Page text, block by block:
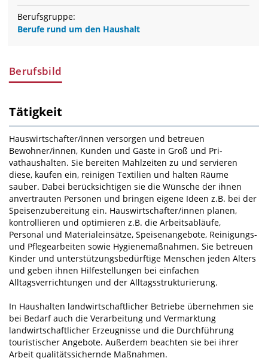
Berufsgruppe:
Berufe rund um den Haushalt
Berufsbild
Tätigkeit
Hauswirtschafter/innen versorgen und betreuen
Bewohner/innen, Kunden und Gäste in Groß­ und Pri­
vathaushalten. Sie bereiten Mahlzeiten zu und servieren
diese, kaufen ein, reinigen Textilien und hal­ten Räume
sauber. Dabei berücksichtigen sie die Wünsche der ihnen
anvertrauten Personen und brin­gen eigene Ideen z.B. bei der
Speisenzubereitung ein. Hauswirtschafter/innen planen,
kontrollieren und optimieren z.B. die Arbeitsabläufe,
Personal­ und Materialeinsätze, Speisenangebote, Reini­gungs­
und Pflegearbeiten sowie Hygienemaßnahmen. Sie betreuen
Kinder und unterstützungsbe­dürftige Menschen jeden Alters
und geben ihnen Hilfestellungen bei einfachen
Alltagsverrichtungen und der Alltagsstrukturierung.
In Haushalten landwirtschaftlicher Betriebe übernehmen sie
bei Bedarf auch die Verarbeitung und Vermarktung
landwirtschaftlicher Erzeugnisse und die Durchführung
touris­tischer Angebote. Außerdem beachten sie bei ihrer
Arbeit qualitätssichernde Maßnahmen.